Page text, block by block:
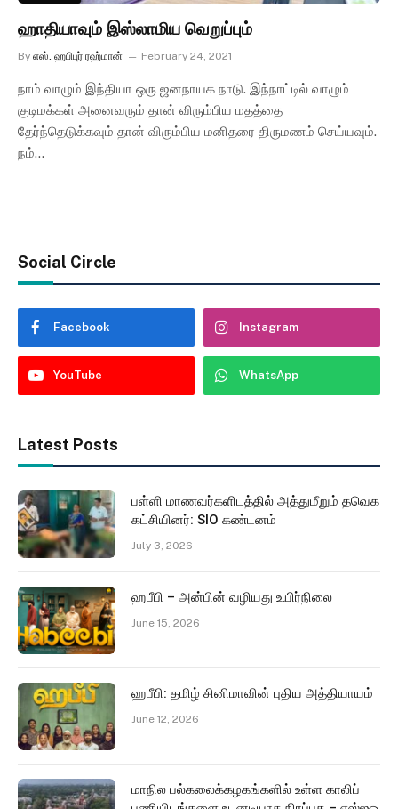
ஹாதியாவும் இஸ்லாமிய வெறுப்பும்
By எஸ். ஹபிபுர் ரஹ்மான் February 24, 2021
நாம் வாழும் இந்தியா ஒரு ஜனநாயக நாடு. இந்நாட்டில் வாழும்
குடிமக்கள் அனைவரும் தான் விரும்பிய மதத்தை
தேர்ந்தெடுக்கவும் தான் விரும்பிய மனிதரை திருமணம் செய்யவும்.
நம்…
Social Circle
Facebook Instagram
YouTube WhatsApp
Latest Posts
பள்ளி மாணவர்களிடத்தில் அத்துமீறும் தவெக
கட்சியினர்: SIO கண்டனம்
July 3, 2026
ஹபீபி – அன்பின் வழியது உயிர்நிலை
June 15, 2026
ஹபீபி: தமிழ் சினிமாவின் புதிய அத்தியாயம்
June 12, 2026
மாநில பல்கலைக்கழகங்களில் உள்ள காலிப்